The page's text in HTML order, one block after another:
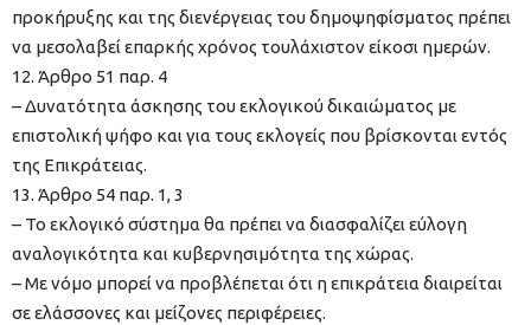
προκήρυξης και της διενέργειας του δημοψηφίσματος πρέπει
να μεσολαβεί επαρκής χρόνος τουλάχιστον είκοσι ημερών.
12. Άρθρο 51 παρ. 4
– Δυνατότητα άσκησης του εκλογικού δικαιώματος με
επιστολική ψήφο και για τους εκλογείς που βρίσκονται εντός
της Επικράτειας.
13. Άρθρο 54 παρ. 1, 3
– Το εκλογικό σύστημα θα πρέπει να διασφαλίζει εύλογη
αναλογικότητα και κυβερνησιμότητα της χώρας.
– Με νόμο μπορεί να προβλέπεται ότι η επικράτεια διαιρείται
σε ελάσσονες και μείζονες περιφέρειες.